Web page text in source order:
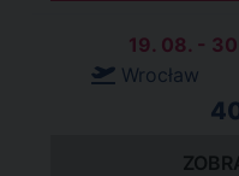
19. 08. -
Wrocław